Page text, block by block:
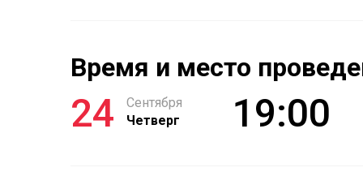
Время и место
24
Сентября
Четверг
19:00